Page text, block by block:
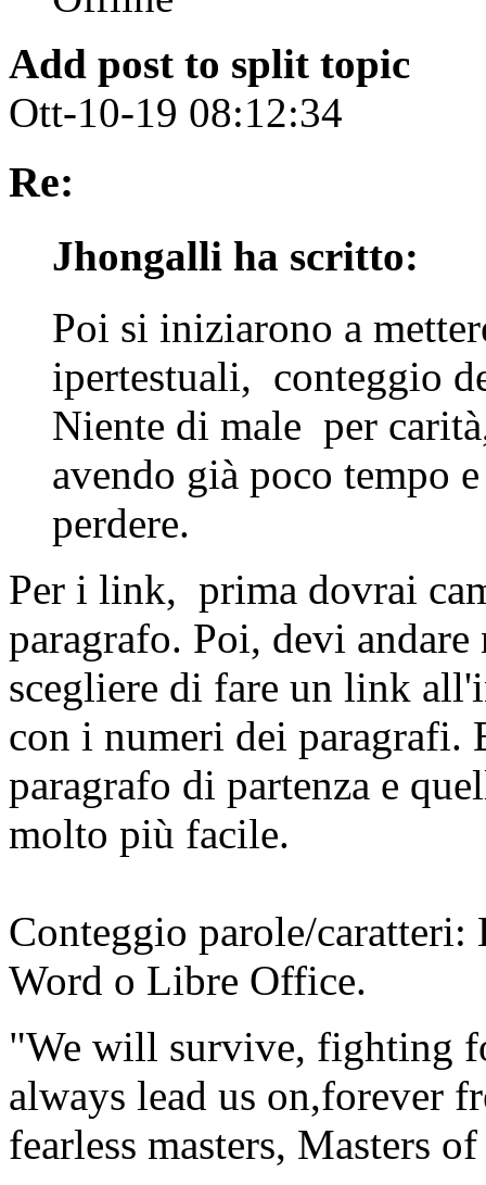
Add post to split topic
Ott-10-19 08:12:34
Re:
Jhongalli ha scritto:
Poi si iniziarono a
ipertestuali, conteggio
Niente di male per
avendo già poco tempo
perdere.
Per i link, prima dovrai
paragrafo. Poi, devi
scegliere di fare un link
con i numeri dei paragrafi.
paragrafo di partenza e
molto più facile.
Conteggio parole/
Word o Libre Office.
"We will survive, fighting
always lead us on,forever
fearless masters, Masters